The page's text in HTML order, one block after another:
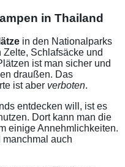
in Thailand
in den Nationalparks
Schlafsäcke und
ist man sicher und
draußen. Das
ist aber verboten.
entdecken will, ist es
Dort kann man die
einige Annehmlichkeiten.
manchmal auch